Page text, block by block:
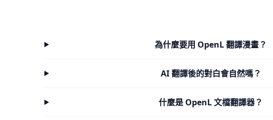
為什麼要用 OpenL 翻譯漫畫？
AI 翻譯後的對白會自然嗎？
什麼是 OpenL 文檔翻譯器？